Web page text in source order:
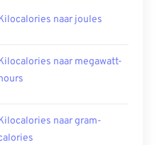
naar joules
naar megawatt-
naar gram-